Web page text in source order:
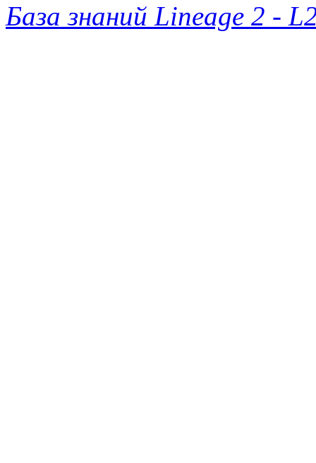
База знаний Lineage 2 -